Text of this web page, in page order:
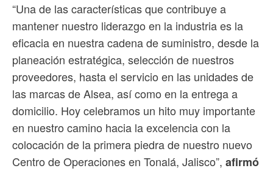
“Una de las características que contribuye a
mantener nuestro liderazgo en la industria es la
eficacia en nuestra cadena de suministro, desde la
planeación estratégica, selección de nuestros
proveedores, hasta el servicio en las unidades de
las marcas de Alsea, así como en la entrega a
domicilio. Hoy celebramos un hito muy importante
en nuestro camino hacia la excelencia con la
colocación de la primera piedra de nuestro nuevo
Centro de Operaciones en Tonalá, Jalisco”, afirmó